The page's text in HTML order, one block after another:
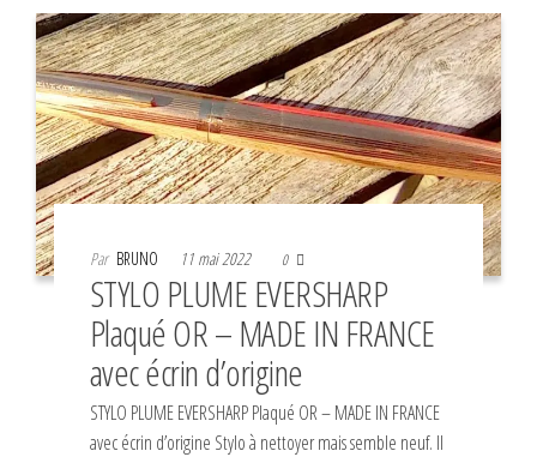
Par BRUNO 11 mai 2022 0
STYLO PLUME EVERSHARP
Plaqué OR – MADE IN FRANCE
avec écrin d’origine
STYLO PLUME EVERSHARP Plaqué OR – MADE IN FRANCE
avec écrin d’origine Stylo à nettoyer mais semble neuf. Il